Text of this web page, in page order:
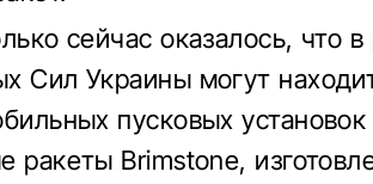
сейчас оказалось, что
Сил Украины могут
пусковых
ракеты Brimstone,